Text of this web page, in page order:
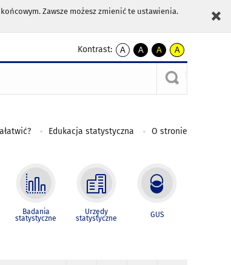
Zawsze możesz zmienić te ustawienia.
Kontrast:
A
kontrast
A
kontrast
czarnym
A
kontrast
żółty
tekst
czarnym
A
kontrast
czarny
tekst
żółtym
Edukacja statystyczna O stronie
Badania
statystyczne
Urzędy
statystyczne GUS